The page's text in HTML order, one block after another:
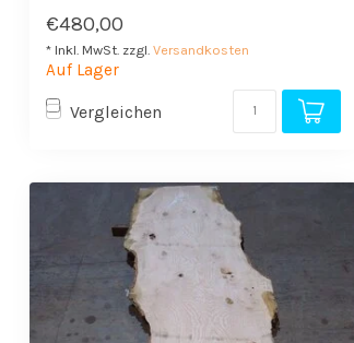
€480,00
* Inkl. MwSt. zzgl. Versandkosten
Auf Lager
Vergleichen